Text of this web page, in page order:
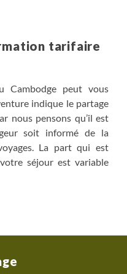
tarifaire
Cambodge peut vous
indique le partage
nous pensons qu’il est
soit informé de la
La part qui est
séjour est variable
compagnie aérienne
des coûts des
les entrées dans les
au premier